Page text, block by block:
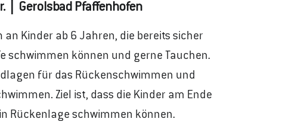
  |
Gerolsbad Pfaffenhofen
an Kinder ab 6 Jahren, die bereits sicher
schwimmen können und gerne Tauchen.
für das Rückenschwimmen und
Ziel ist, dass die Kinder am Ende
Rückenlage schwimmen können.